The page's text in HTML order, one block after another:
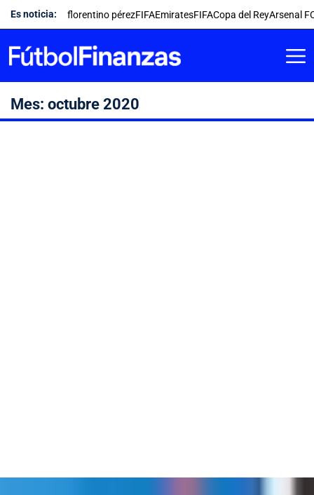
Saltar
al
contenido
Es noticia: florentino pérezFIFAEmiratesFIFACopa del ReyArsenal
Mes: octubre 2020